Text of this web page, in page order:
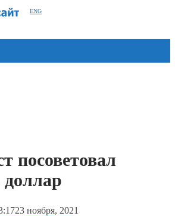
ENG
посоветовал
доллар
23 ноября, 2021